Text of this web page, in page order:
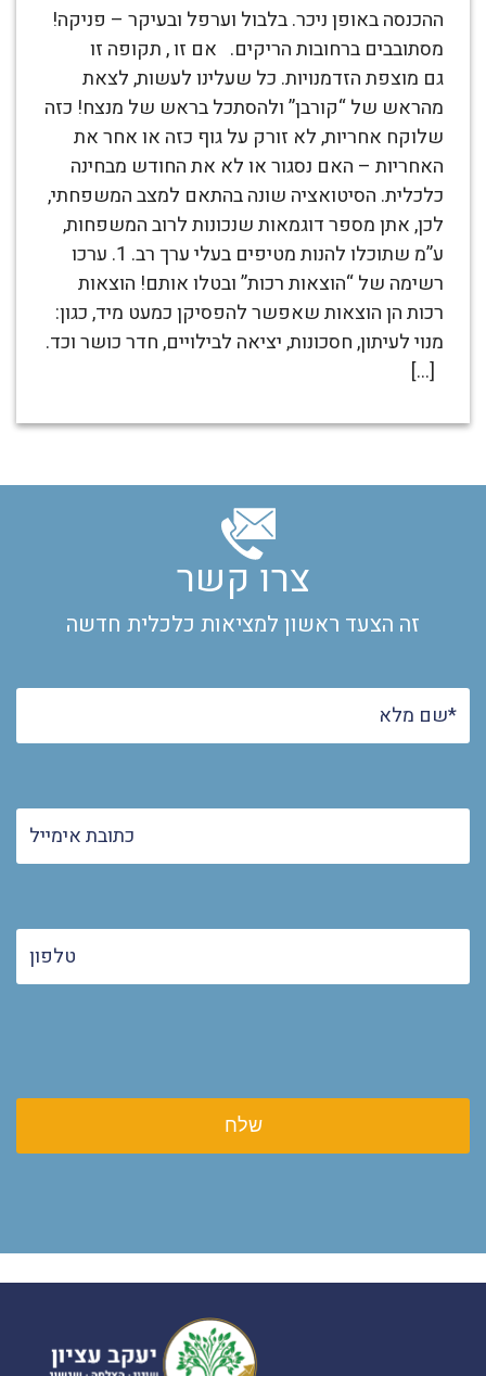
ההכנסה באופן ניכר. בלבול וערפל ובעיקר – פניקה!
מסתובבים ברחובות הריקים. אם זו , תקופה זו
גם מוצפת הזדמנויות. כל שעלינו לעשות, לצאת
מהראש של “קורבן” ולהסתכל בראש של מנצח! כזה
שלוקח אחריות, לא זורק על גוף כזה או אחר את
האחריות – האם נסגור או לא את החודש מבחינה
כלכלית. הסיטואציה שונה בהתאם למצב המשפחתי,
לכן, אתן מספר דוגמאות שנכונות לרוב המשפחות,
ע”מ שתוכלו להנות מטיפים בעלי ערך רב. 1. ערכו
רשימה של “הוצאות רכות” ובטלו אותם! הוצאות
רכות הן הוצאות שאפשר להפסיקן כמעט מיד, כגון:
מנוי לעיתון, חסכונות, יציאה לבילויים, חדר כושר וכד.
[…]
צרו קשר
זה הצעד ראשון למציאות כלכלית חדשה